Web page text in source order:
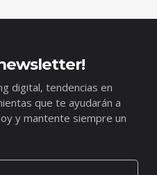
digital, tendencias en
que te ayudarán a
y mantente siempre un